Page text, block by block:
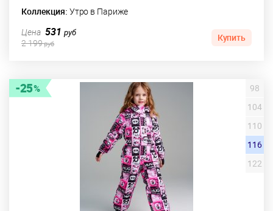
Коллекция: Утро в Париже
Цена 531руб
2 199руб
Купить
25
98
104
110
116
122